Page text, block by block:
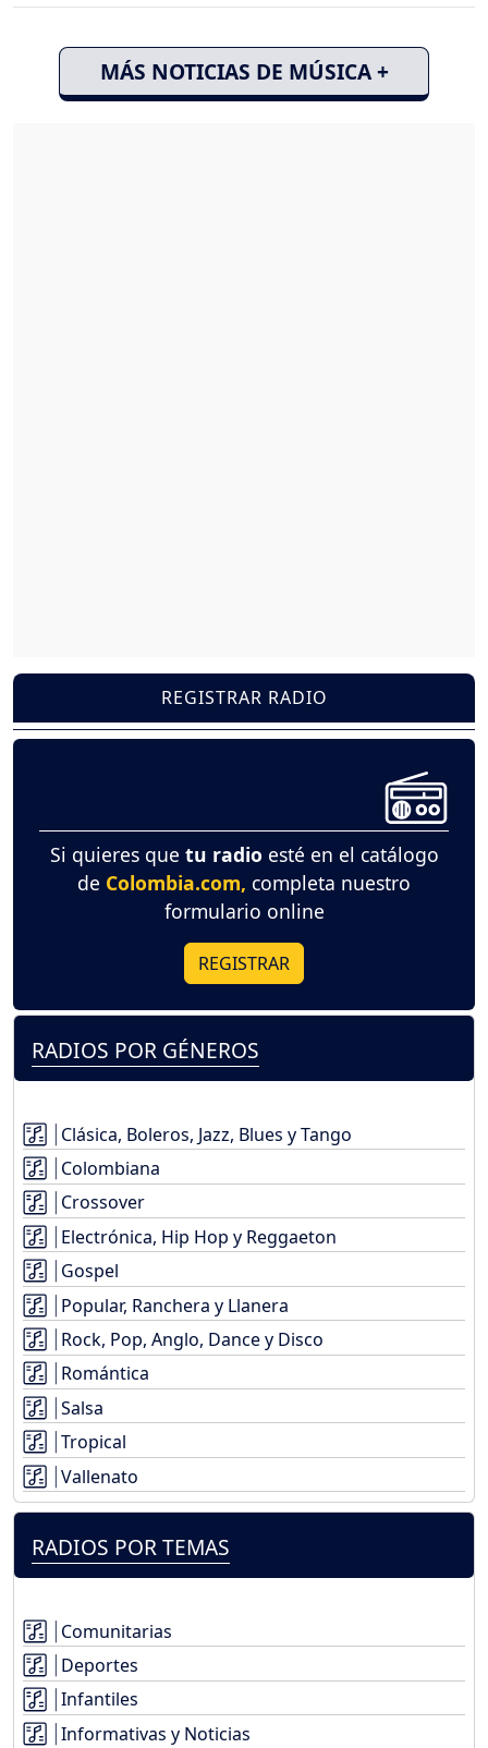
MÁS NOTICIAS DE MÚSICA +
REGISTRAR RADIO
Si quieres que tu radio esté en el catálogo
de Colombia.com, completa nuestro
formulario online
REGISTRAR
RADIOS POR GÉNEROS
Clásica, Boleros, Jazz, Blues y Tango
Colombiana
Crossover
Electrónica, Hip Hop y Reggaeton
Gospel
Popular, Ranchera y Llanera
Rock, Pop, Anglo, Dance y Disco
Romántica
Salsa
Tropical
Vallenato
RADIOS POR TEMAS
Comunitarias
Deportes
Infantiles
Informativas y Noticias